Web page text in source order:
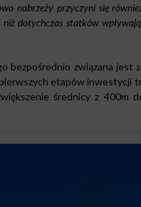
nabrzeży przyczyni się
niż dotychczas statków
bezpośrednio związana
etapów inwestycji
średnicy z 400m